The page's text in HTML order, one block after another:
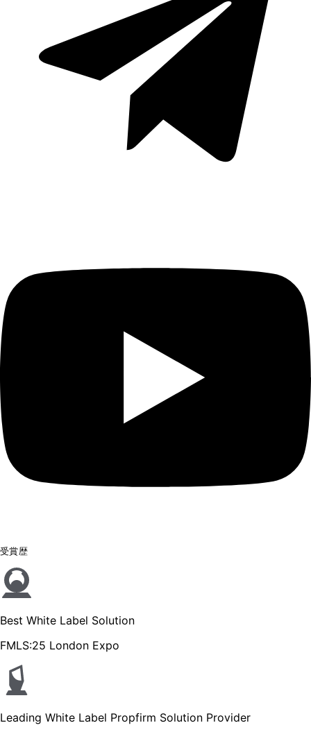
受賞歴
Best White Label Solution
FMLS:25 London Expo
Leading White Label Propfirm Solution Provider